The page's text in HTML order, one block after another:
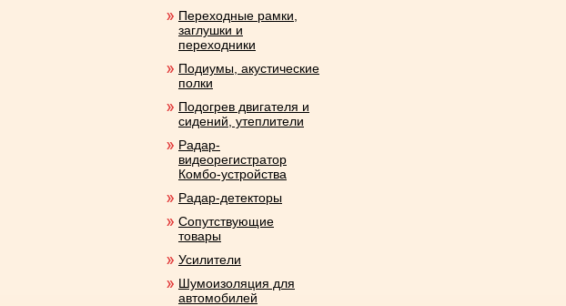
Переходные рамки,
заглушки и
переходники
Подиумы, акустические
полки
Подогрев двигателя и
сидений, утеплители
Радар-
видеорегистратор
Комбо-устройства
Радар-детекторы
Сопутствующие
товары
Усилители
Шумоизоляция для
автомобилей